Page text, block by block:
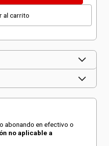
al carrito
abonando en efectivo o
no aplicable a